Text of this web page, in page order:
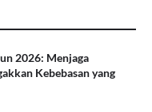
2026: Menjaga
Kebebasan yang